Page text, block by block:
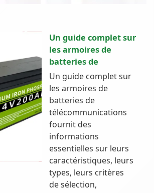
Un guide complet sur
les armoires de
batteries de
Un guide complet sur
les armoires de
batteries de
télécommunications
fournit des
informations
essentielles sur leurs
caractéristiques, leurs
types, leurs critères
de sélection,